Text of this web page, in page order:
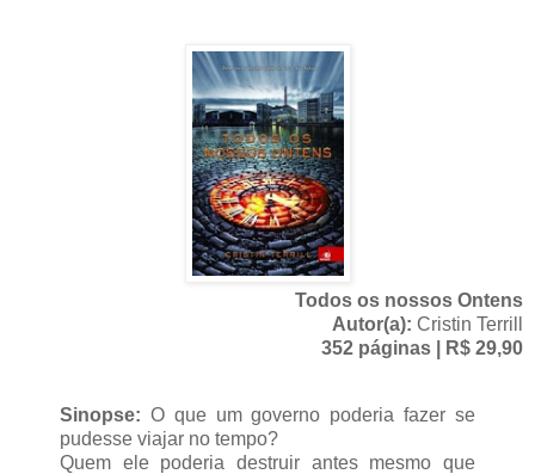
Todos os nossos Ontens
Autor(a): Cristin Terrill
352 páginas | R$ 29,90
Sinopse: O que um governo poderia fazer se
pudesse viajar no tempo?
Quem ele poderia destruir antes mesmo que